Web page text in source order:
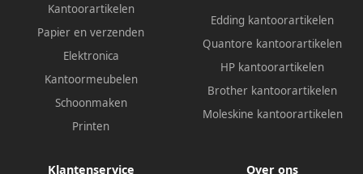
Kantoorartikelen
Papier en verzenden
Elektronica
Kantoormeubelen
Schoonmaken
Printen
Edding kantoorartikelen
Quantore kantoorartikelen
HP kantoorartikelen
Brother kantoorartikelen
Moleskine kantoorartikelen
Klantenservice Over ons